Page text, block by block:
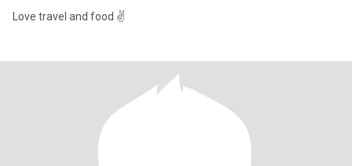
Love travel and food ✌️